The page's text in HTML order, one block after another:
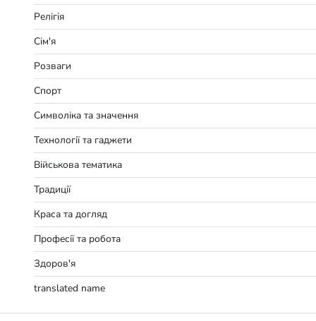
Релігія
Сім'я
Розваги
Спорт
Символіка та значення
Технології та гаджети
Військова тематика
Традиції
Краса та догляд
Професії та робота
Здоров'я
translated name